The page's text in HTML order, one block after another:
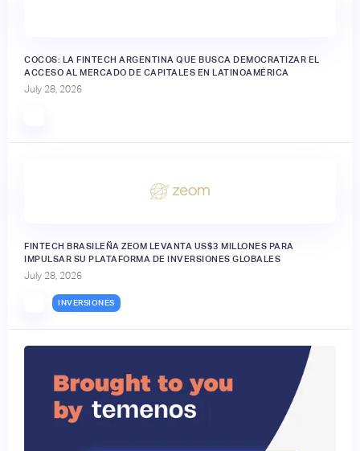
COCOS: LA FINTECH ARGENTINA QUE BUSCA DEMOCRATIZAR EL
ACCESO AL MERCADO DE CAPITALES EN LATINOAMÉRICA
July 28, 2026
FINTECH BRASILEÑA ZEOM LEVANTA US$3 MILLONES PARA
IMPULSAR SU PLATAFORMA DE INVERSIONES GLOBALES
July 28, 2026
INVERSIONES